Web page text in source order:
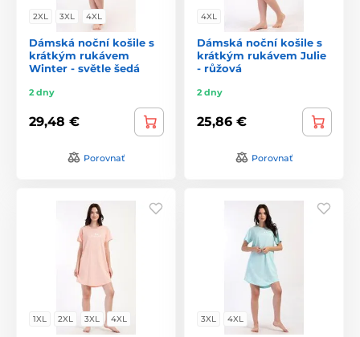
2XL 3XL 4XL
Dámská noční košile s
krátkým rukávem
Winter - světle šedá
2 dny
29,48 €
Porovnať
4XL
Dámská noční košile s
krátkým rukávem Julie
- růžová
2 dny
25,86 €
Porovnať
1XL 2XL 3XL 4XL 3XL 4XL